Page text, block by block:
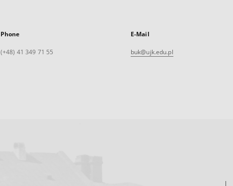
Phone
(+48) 41 349 71 55
E-Mail
buk@ujk.edu.pl